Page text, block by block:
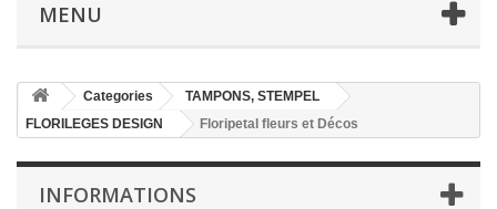
MENU
Categories
TAMPONS, STEMPEL
FLORILEGES DESIGN
Floripetal fleurs et Décos
INFORMATIONS